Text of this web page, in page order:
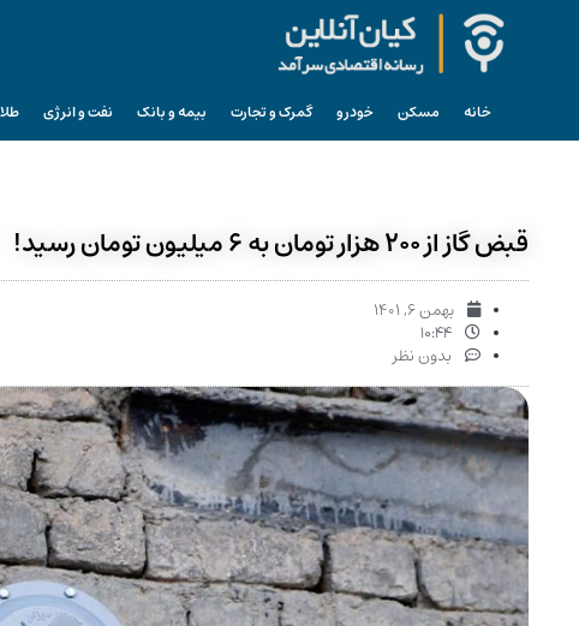
خانه مسکن خودرو گمرک و تجارت بیمه و بانک نفت و انرژی
قبض گاز از ۲۰۰ هزار تومان به ۶ میلیون تومان رسید!
بهمن ۶, ۱۴۰۱
۱۰:۴۴
بدون نظر